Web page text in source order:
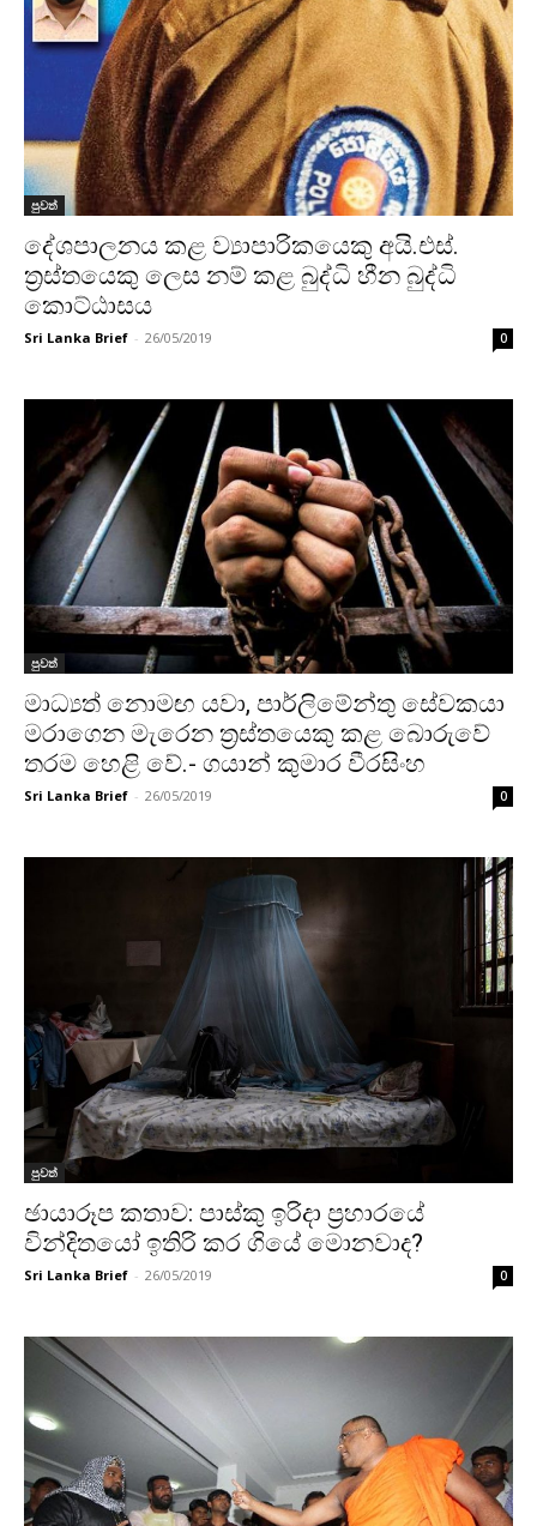
පුවත්
දේශපාලනය කළ ව්‍යාපාරිකයෙකු අයි.එස්.
ත්‍රස්තයෙකු ලෙස නම් කළ බුද්ධි හීන බුද්ධි
කොට්ඨාසය
Sri Lanka Brief - 26/05/2019 0
පුවත්
මාධ්‍යත් නොමඟ යවා, පාර්ලිමේන්තු සේවකයා
මරාගෙන මැරෙන ත්‍රස්තයෙකු කළ බොරුවේ
තරම හෙළි වේ.- ගයාන් කුමාර වීරසිංහ
Sri Lanka Brief - 26/05/2019 0
පුවත්
ඡායාරූප කතාව: පාස්කු ඉරිදා ප්‍රහාරයේ
වින්දිතයෝ ඉතිරි කර ගියේ මොනවාද?
Sri Lanka Brief - 26/05/2019 0